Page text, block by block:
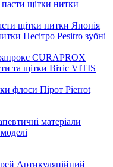
щітки нитки Японія
Песітро Pesitro зубні
CURAPROX
Вітіс VITIS
Пірот Pierrot
матеріали
Артикуляційний